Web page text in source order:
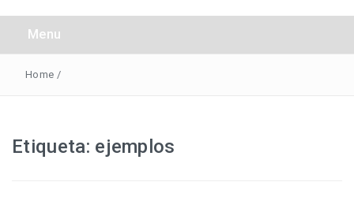
Obreros Universal
Menu
Home /
Etiqueta: ejemplos